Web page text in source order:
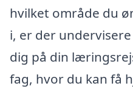
hvilket område du
i, er der
dig på din
fag, hvor du kan få